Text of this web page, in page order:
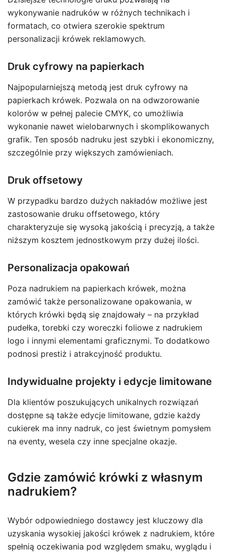
wykonywanie nadruków w różnych technikach i
formatach, co otwiera szerokie spektrum
personalizacji krówek reklamowych.
Druk cyfrowy na papierkach
Najpopularniejszą metodą jest druk cyfrowy na
papierkach krówek. Pozwala on na odwzorowanie
kolorów w pełnej palecie CMYK, co umożliwia
wykonanie nawet wielobarwnych i skomplikowanych
grafik. Ten sposób nadruku jest szybki i ekonomiczny,
szczególnie przy większych zamówieniach.
Druk offsetowy
W przypadku bardzo dużych nakładów możliwe jest
zastosowanie druku offsetowego, który
charakteryzuje się wysoką jakością i precyzją, a także
niższym kosztem jednostkowym przy dużej ilości.
Personalizacja opakowań
Poza nadrukiem na papierkach krówek, można
zamówić także personalizowane opakowania, w
których krówki będą się znajdowały – na przykład
pudełka, torebki czy woreczki foliowe z nadrukiem
logo i innymi elementami graficznymi. To dodatkowo
podnosi prestiż i atrakcyjność produktu.
Indywidualne projekty i edycje limitowane
Dla klientów poszukujących unikalnych rozwiązań
dostępne są także edycje limitowane, gdzie każdy
cukierek ma inny nadruk, co jest świetnym pomysłem
na eventy, wesela czy inne specjalne okazje.
Gdzie zamówić krówki z własnym
nadrukiem?
Wybór odpowiedniego dostawcy jest kluczowy dla
uzyskania wysokiej jakości krówek z nadrukiem, które
spełnią oczekiwania pod względem smaku, wyglądu i